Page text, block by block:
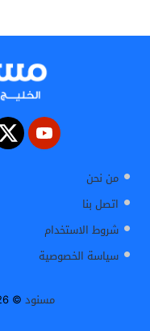
من نحن
اتصل بنا
شروط الاستخدام
سياسة الخصوصية
مسنود © 2026 All rights reserved.